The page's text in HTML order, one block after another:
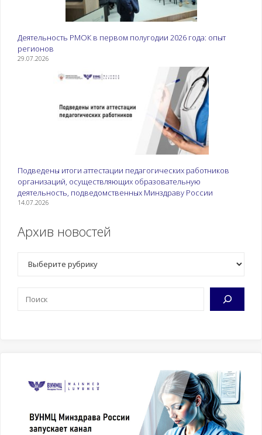
Деятельность РМОК в первом полугодии 2026 года: опыт
регионов
29.07.2026
Подведены итоги аттестации педагогических работников
организаций, осуществляющих образовательную
деятельность, подведомственных Минздраву России
14.07.2026
Архив новостей